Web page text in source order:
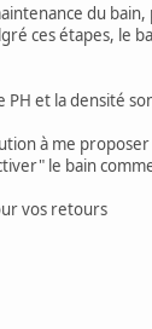
du
ces étapes, le
et la densité
à me
le bain
vos retours